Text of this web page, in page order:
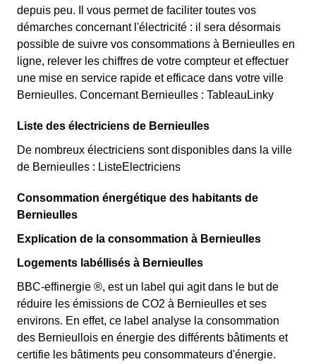
depuis peu. Il vous permet de faciliter toutes vos
démarches concernant l'électricité : il sera désormais
possible de suivre vos consommations à Bernieulles en
ligne, relever les chiffres de votre compteur et effectuer
une mise en service rapide et efficace dans votre ville
Bernieulles. Concernant Bernieulles : TableauLinky
Liste des électriciens de Bernieulles
De nombreux électriciens sont disponibles dans la ville
de Bernieulles : ListeElectriciens
Consommation énergétique des habitants de
Bernieulles
Explication de la consommation à Bernieulles
Logements labéllisés à Bernieulles
BBC-effinergie ®, est un label qui agit dans le but de
réduire les émissions de CO2 à Bernieulles et ses
environs. En effet, ce label analyse la consommation
des Bernieullois en énergie des différents bâtiments et
certifie les bâtiments peu consommateurs d'énergie.